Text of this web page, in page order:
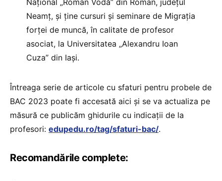
Național „Roman Vodă” din Roman, județul
Neamț, și ține cursuri și seminare de Migrația
forței de muncă, în calitate de profesor
asociat, la Universitatea „Alexandru Ioan
Cuza” din Iași.
Întreaga serie de articole cu sfaturi pentru probele de
BAC 2023 poate fi accesată aici și se va actualiza pe
măsură ce publicăm ghidurile cu indicații de la
profesori: edupedu.ro/tag/sfaturi-bac/.
Recomandările complete: